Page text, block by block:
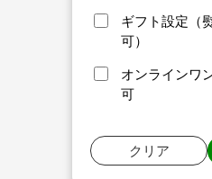
ギフト設定（
可）
オンラインワ
可
クリア